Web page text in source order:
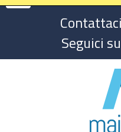
Seguici su